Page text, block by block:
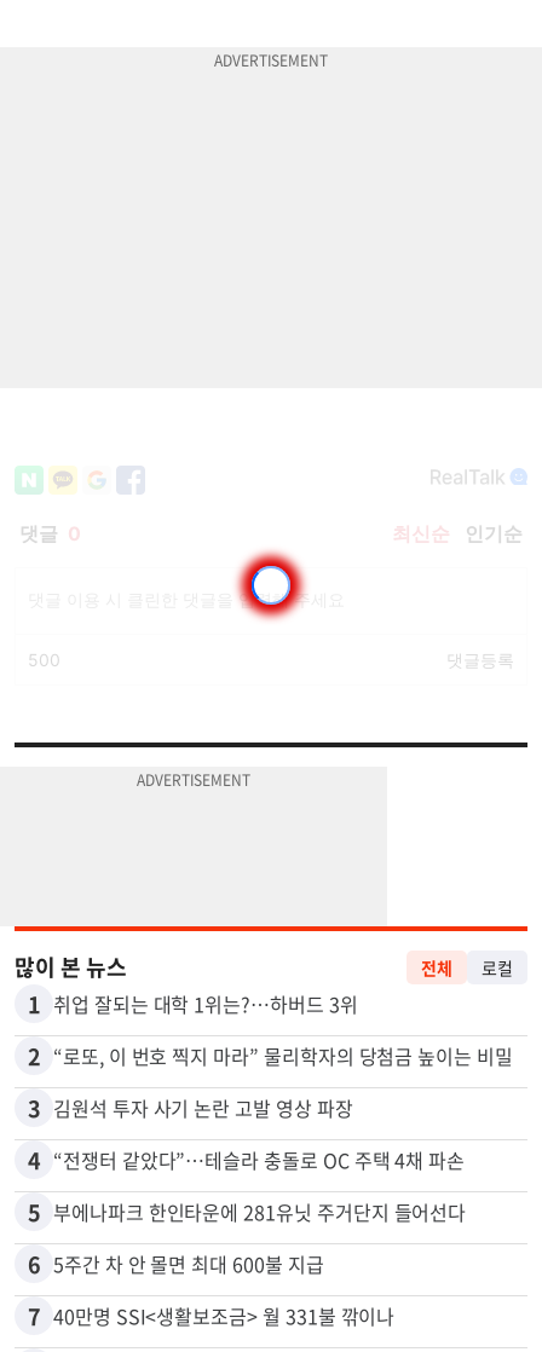
많이 본 뉴스 전체 로컬
1 취업 잘되는 대학 1위는?…하버드 3위
2 “로또, 이 번호 찍지 마라” 물리학자의 당첨금 높이는 비밀
3 김원석 투자 사기 논란 고발 영상 파장
4 “전쟁터 같았다”…테슬라 충돌로 OC 주택 4채 파손
5 부에나파크 한인타운에 281유닛 주거단지 들어선다
6 5주간 차 안 몰면 최대 600불 지급
7 40만명 SSI<생활보조금> 월 331불 깎이나